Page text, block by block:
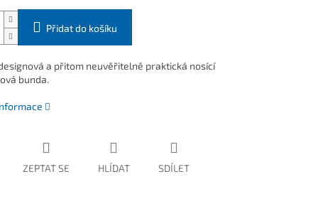
Přidat do košíku
a přitom neuvěřitelně praktická nosící
bunda.
ZEPTAT SE HLÍDAT SDÍLET